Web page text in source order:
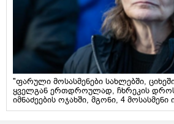
"ფარული მოსასმენები სახლებში,
ყველგან ერთდროულად, ჩხრეკის
იმნაძეების ოჯახში, მგონი, 4 მოსასმენი